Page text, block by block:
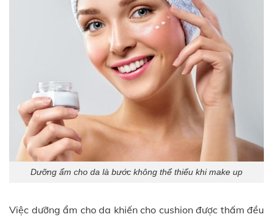
Dưỡng ẩm cho da là bước không thể thiếu khi make up
Việc dưỡng ẩm cho da khiến cho cushion được thấm đều